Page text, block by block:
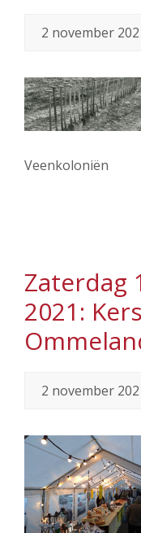
2 november
Veenkoloniën
Zaterdag
2021:
2 november